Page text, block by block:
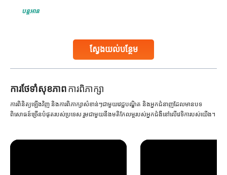
ស្វែងយល់បន្ថែម
globe are searching for treatments like angioplasty and
Studies, such as one published
បន្តអាន
ការ​ថែទាំ​សុខភាពការពិភាក្សា
ការពិនិត្យឡើងវិញ និងការពិភាក្សាសំខាន់ៗជាមួយវេជ្ជបណ្ឌិត និងអ្នកជំនាញដែលមានបទ
ពិសោធន៍ច្រើនបំផុតរបស់ប្រទេស រួមជាមួយនឹងមតិកែលម្អរបស់អ្នកជំងឺនៅលើវេទិការបស់យើង។